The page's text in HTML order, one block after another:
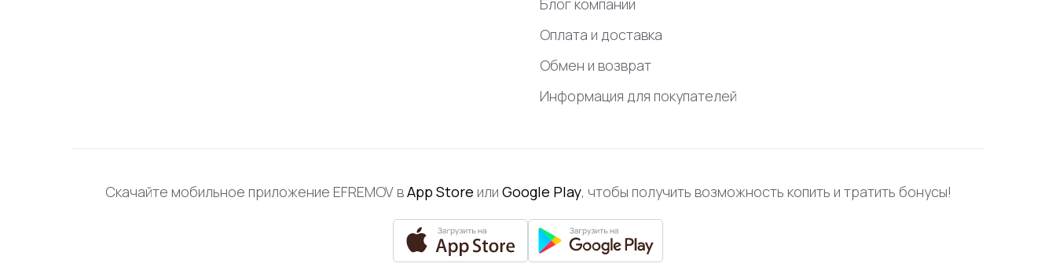
Блог компании
Оплата и доставка
Обмен и возврат
Информация для покупателей
Скачайте мобильное приложение EFREMOV вApp Store или Google Play, чтобы получить возможность копить и тратить бонусы!